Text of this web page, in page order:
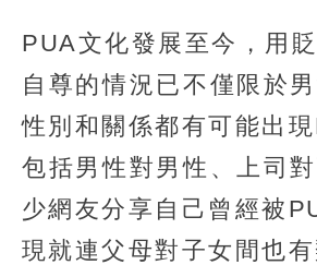
PUA文化發展至今，用
自尊的情況已不僅限於
性別和關係都有可能出現
包括男性對男性、上司
少網友分享自己曾經被
現就連父母對子女間也